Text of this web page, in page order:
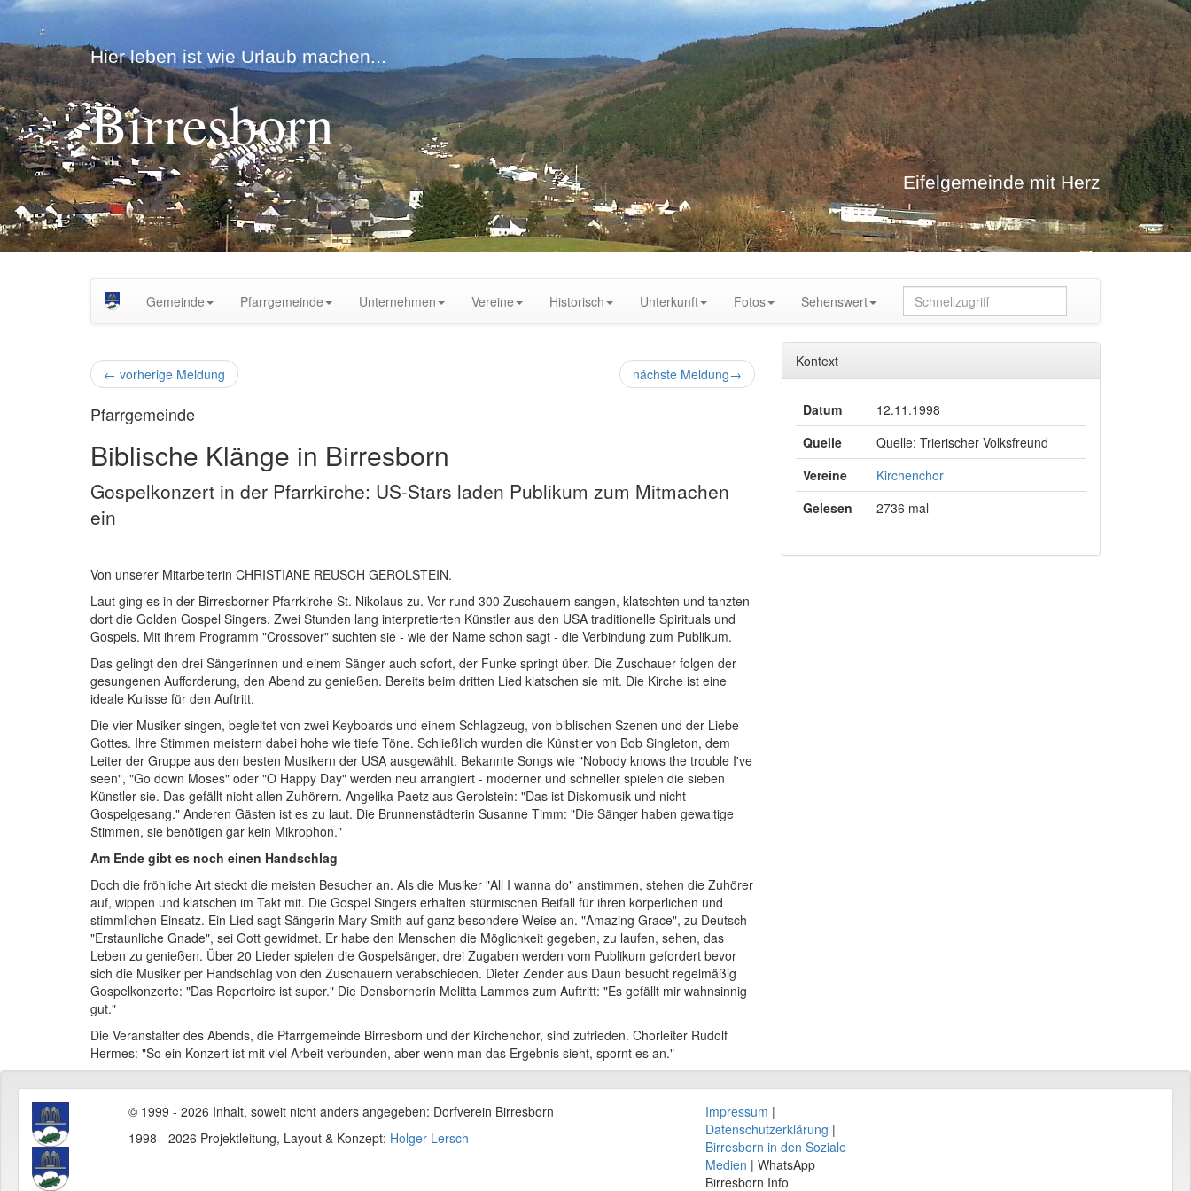
Hier leben ist wie Urlaub machen...
Birresborn
Eifelgemeinde mit Herz
Gemeinde Pfarrgemeinde Unternehmen Vereine Historisch Unterkunft Fotos Sehenswert
← vorherige Meldung nächste Meldung→
Pfarrgemeinde
Biblische Klänge in Birresborn
Gospelkonzert in der Pfarrkirche: US-Stars laden Publikum zum Mitmachen
ein
Von unserer Mitarbeiterin CHRISTIANE REUSCH GEROLSTEIN.
Laut ging es in der Birresborner Pfarrkirche St. Nikolaus zu. Vor rund 300 Zuschauern sangen, klatschten und tanzten
dort die Golden Gospel Singers. Zwei Stunden lang interpretierten Künstler aus den USA traditionelle Spirituals und
Gospels. Mit ihrem Programm "Crossover" suchten sie - wie der Name schon sagt - die Verbindung zum Publikum.
Das gelingt den drei Sängerinnen und einem Sänger auch sofort, der Funke springt über. Die Zuschauer folgen der
gesungenen Aufforderung, den Abend zu genießen. Bereits beim dritten Lied klatschen sie mit. Die Kirche ist eine
ideale Kulisse für den Auftritt.
Die vier Musiker singen, begleitet von zwei Keyboards und einem Schlagzeug, von biblischen Szenen und der Liebe
Gottes. Ihre Stimmen meistern dabei hohe wie tiefe Töne. Schließlich wurden die Künstler von Bob Singleton, dem
Leiter der Gruppe aus den besten Musikern der USA ausgewählt. Bekannte Songs wie "Nobody knows the trouble I've
seen", "Go down Moses" oder "O Happy Day" werden neu arrangiert - moderner und schneller spielen die sieben
Künstler sie. Das gefällt nicht allen Zuhörern. Angelika Paetz aus Gerolstein: "Das ist Diskomusik und nicht
Gospelgesang." Anderen Gästen ist es zu laut. Die Brunnenstädterin Susanne Timm: "Die Sänger haben gewaltige
Stimmen, sie benötigen gar kein Mikrophon."
Am Ende gibt es noch einen Handschlag
Doch die fröhliche Art steckt die meisten Besucher an. Als die Musiker "All I wanna do" anstimmen, stehen die Zuhörer
auf, wippen und klatschen im Takt mit. Die Gospel Singers erhalten stürmischen Beifall für ihren körperlichen und
stimmlichen Einsatz. Ein Lied sagt Sängerin Mary Smith auf ganz besondere Weise an. "Amazing Grace", zu Deutsch
"Erstaunliche Gnade", sei Gott gewidmet. Er habe den Menschen die Möglichkeit gegeben, zu laufen, sehen, das
Leben zu genießen. Über 20 Lieder spielen die Gospelsänger, drei Zugaben werden vom Publikum gefordert bevor
sich die Musiker per Handschlag von den Zuschauern verabschieden. Dieter Zender aus Daun besucht regelmäßig
Gospelkonzerte: "Das Repertoire ist super." Die Densbornerin Melitta Lammes zum Auftritt: "Es gefällt mir wahnsinnig
gut."
Die Veranstalter des Abends, die Pfarrgemeinde Birresborn und der Kirchenchor, sind zufrieden. Chorleiter Rudolf
Hermes: "So ein Konzert ist mit viel Arbeit verbunden, aber wenn man das Ergebnis sieht, spornt es an."
Kontext
Datum
12.11.1998
Quelle
Quelle: Trierischer Volksfreund
Vereine
Kirchenchor
Gelesen
2736 mal
© 1999 - 2026 Inhalt, soweit nicht anders angegeben: Dorfverein Birresborn
1998 - 2026 Projektleitung, Layout & Konzept: Holger Lersch
Impressum |
Datenschutzerklärung |
Birresborn in den Soziale
Medien | WhatsApp
Birresborn Info